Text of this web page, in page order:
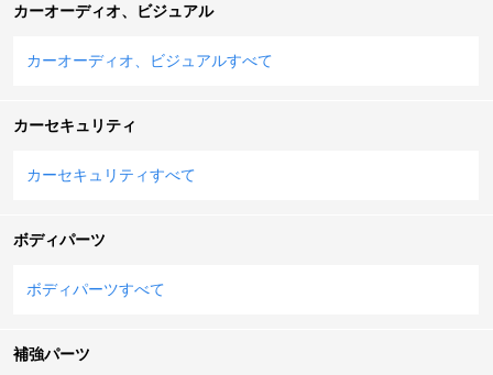
カーオーディオ、ビジュアル
カーオーディオ、ビジュアルすべて
カーセキュリティ
カーセキュリティすべて
ボディパーツ
ボディパーツすべて
補強パーツ